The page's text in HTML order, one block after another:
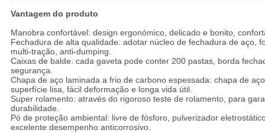
Vantagem do produto
Manobra confortável: design ergonómico, delicado e bonito,
Fechadura de alta qualidade: adotar núcleo de fechadura de aço,
multi-tração, anti-dumping.
Caixas de balde: cada gaveta pode conter 200 pastas, borda
segurança.
Chapa de aço laminada a frio de carbono espessada: chapa de
superfície lisa, fácil deformação e longa vida útil.
Super rolamento: através do rigoroso teste de rolamento, para
durabilidade.
Pó de proteção ambiental: livre de fósforo, pulverizador
excelente desempenho anticorrosivo.